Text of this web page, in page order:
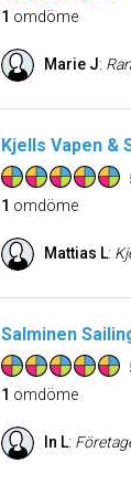
1 omdöme
Marie J: Rantzows
Kjells Vapen &
1 omdöme
Mattias L: Kjell
Salminen
1 omdöme
In L: